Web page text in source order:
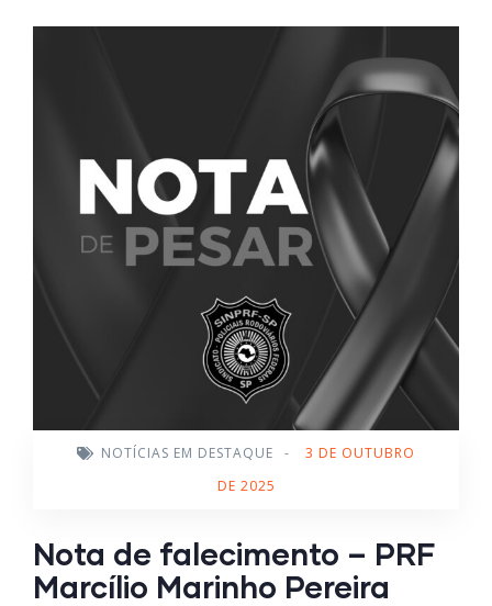
NOTÍCIAS EM DESTAQUE -
3 DE OUTUBRO
DE 2025
Nota de falecimento – PRF
Marcílio Marinho Pereira